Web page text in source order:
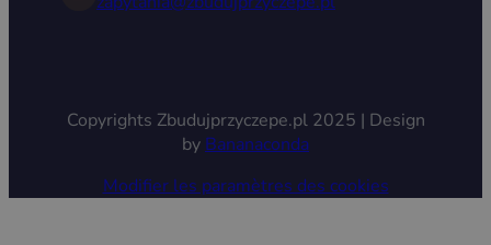
Copyrights Zbudujprzyczepe.pl 2025 | Design
by Bananaconda
Modifier les paramètres des cookies